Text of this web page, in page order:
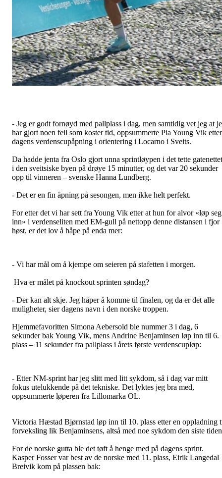
- Jeg er godt fornøyd med pallplass i dag, men samtidig vet jeg at
har gjort noen feil som koster tid, oppsummerte Pia Young Vik etter
dagens verdenscupåpning i orientering i Locarno i Sveits.
Da hadde jenta fra Oslo gjort unna sprintløypen i det tette gatenettet
i den sveitsiske byen på drøye 15 minutter, og det var 20 sekunder
opp til vinneren – svenske Hanna Lundberg.
- Det er en fin åpning på sesongen, men ikke helt perfekt.
For etter det vi har sett fra Young Vik etter at hun for alvor «løp seg
inn» i verdenseliten med EM-gull på nettopp denne distansen i fjor
høst, er det lov å håpe på enda mer:
- Vi har mål om å kjempe om seieren på stafetten i morgen.
Hva er målet på knockout sprinten søndag?
- Der kan alt skje. Jeg håper å komme til finalen, og da er det alle
muligheter, sier dagens navn i den norske troppen.
Hjemmefavoritten Simona Aebersold ble nummer 3 i dag, 6
sekunder bak Young Vik, mens Andrine Benjaminsen løp inn til 6.
plass – 11 sekunder fra pallplass i årets første verdenscupløp:
- Etter NM-sprint har jeg slitt med litt sykdom, så i dag var mitt
fokus utelukkende på det tekniske. Det lyktes jeg bra med,
oppsummerte løperen fra Lillomarka OL.
Victoria Hæstad Bjørnstad løp inn til 10. plass etter en oppladning
forveksling lik Benjaminsens, altså med noe sykdom den siste
For de norske gutta ble det tøft å henge med på dagens sprint.
Kasper Fosser var best av de norske med 11. plass, Eirik Langedal
Breivik kom på plassen bak: